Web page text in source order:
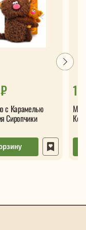
с Карамелью
Сиропчики
1